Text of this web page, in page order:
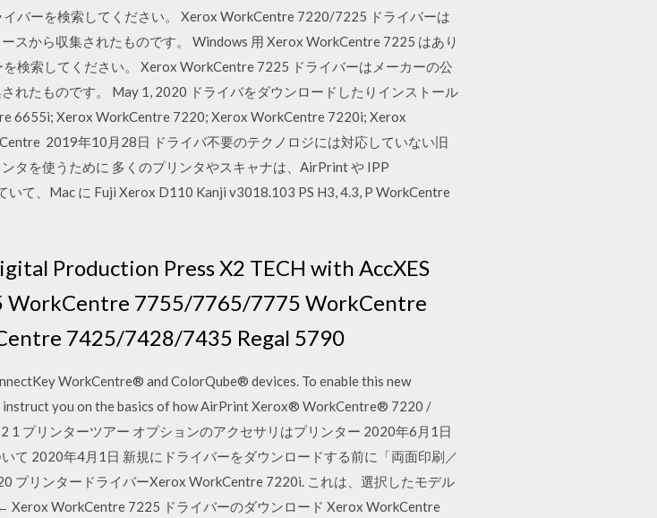
バーを検索してください。 Xerox WorkCentre 7220/7225 ドライバーは
スから収集されたものです。 Windows 用 Xerox WorkCentre 7225 はあり
検索してください。 Xerox WorkCentre 7225 ドライバーはメーカーの公
れたものです。 May 1, 2020 ドライバをダウンロードしたりインストール
6655i; Xerox WorkCentre 7220; Xerox WorkCentre 7220i; Xerox
2019年10月28日 ドライバ不要のテクノロジには対応していない旧
タを使うために 多くのプリンタやスキャナは、AirPrint や IPP
て、Mac に Fuji Xerox D110 Kanji v3018.103 PS H3, 4.3, P WorkCentre
Production Press X2 TECH with AccXES
7755/7765/7775 WorkCentre
7425/7428/7435 Regal 5790
WorkCentre® and ColorQube® devices. To enable this new
you on the basics of how AirPrint Xerox® WorkCentre® 7220 /
1 プリンターツアー オプションのアクセサリはプリンター 2020年6月1日
て 2020年4月1日 新規にドライバーをダウンロードする前に「両面印刷／
プリンタードライバーXerox WorkCentre 7220i. これは、選択したモデル
WorkCentre 7225 ドライバーのダウンロード Xerox WorkCentre